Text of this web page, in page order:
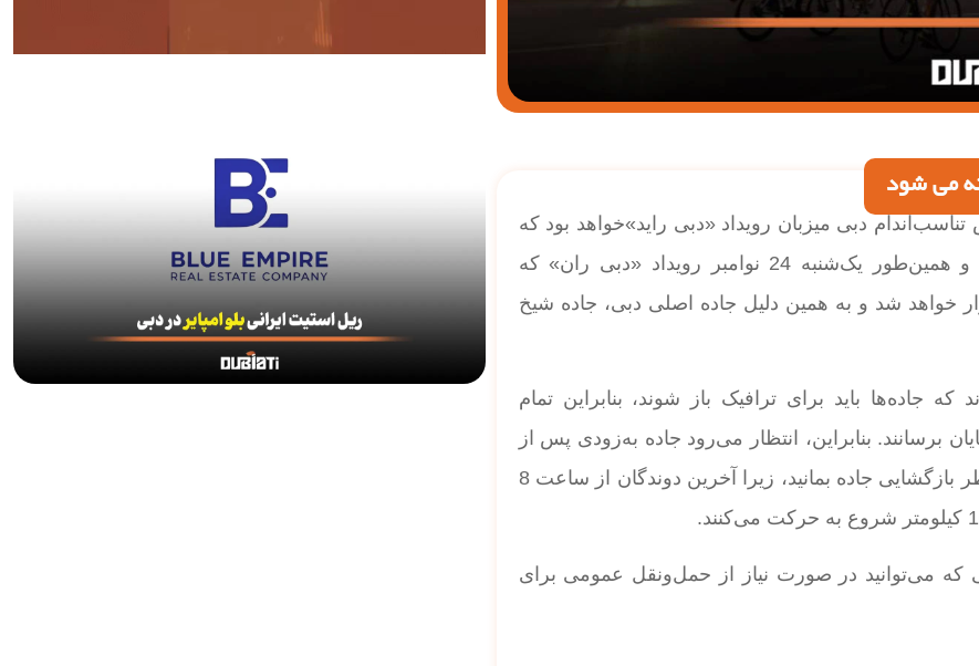
می شود
و دبی ران؛ یکشنبه 10 نوامبر چالش تناسب‌اندام دبی میزبان رویداد «دبی راید»خواهد بود که
برای دوچرخه‌سواران با هر سطح توانایی برگزار می‌شود و همین‌طور یک‌شنبه 24 نوامبر رویداد «دبی ران» که
خواهد شد و به همین دلیل جاده اصلی دبی، جاده شیخ
جاده‌ها باید برای ترافیک باز شوند، بنابراین تمام
سواری خود را به پایان برسانند. بنابراین، انتظار می‌رود جاده به‌زودی پس از
آن باز شود و برای «دبی ران»، ممکن است کمی بیشتر منتظر بازگشایی جاده بمانید، زیرا آخرین دوندگان از ساعت 8
که می‌توانید در صورت نیاز از حمل‌ونقل عمومی برای